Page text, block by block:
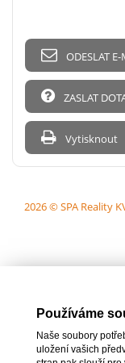
ODESLAT
ZASLAT
Vytisknout
2026 © SPA Reality
Používáme
Naše soubory
uložení vašich